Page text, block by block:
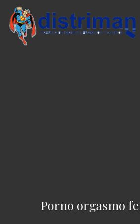
main
content
Porno orgasmo